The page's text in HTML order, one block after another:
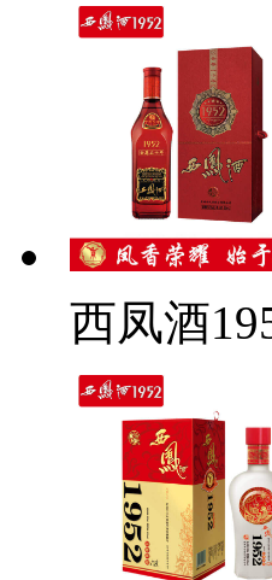
西凤酒